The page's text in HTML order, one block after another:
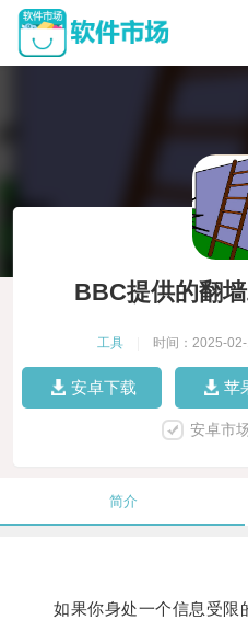
BBC提供的翻
工具 时间：2025-
安卓下载 苹
安卓市
简介
如果你身处一个信息受限